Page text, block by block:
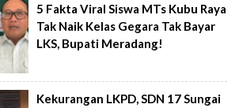
5 Fakta Viral Siswa MTs Kubu Raya
Tak Naik Kelas Gegara Tak Bayar
LKS, Bupati Meradang!
Kekurangan LKPD, SDN 17 Sungai